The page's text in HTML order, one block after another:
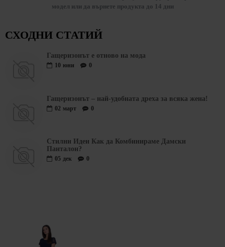
модел или да върнете продукта до 14 дни
СХОДНИ СТАТИЙ
Гащеризонът е отново на мода
10 юни 0
Гащеризонът – най-удобната дреха за всяка жена!
02 март 0
Стилни Идеи Как да Комбинираме Дамски
Панталон?
05 дек 0